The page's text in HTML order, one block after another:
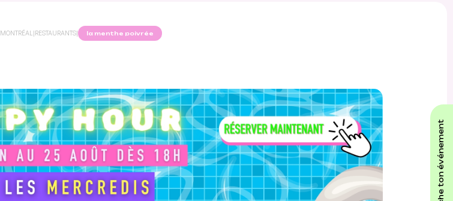
affiche ton événement
|RESTAURANTS| la menthe poivrée